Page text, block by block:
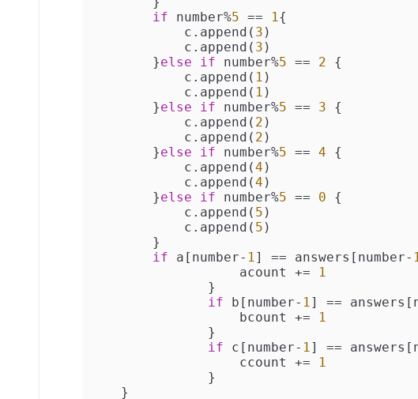
if number%5 == 1{
            c.append(
3 )
            c.append(
3 )
        }
else if number%5 == 2 {
            c.append(
1 )
            c.append(
1 )
        }
else if number%5 == 3 {
            c.append(
2 )
            c.append(
2 )
        }
else if number%5 == 4 {
            c.append(
4 )
            c.append(
4 )
        }
else if number%5 == 0 {
            c.append(
5 )
            c.append(
5 )
if a[number- 1] == answers[number-
                   acount
+=
1
if b[number- 1] ==
                   bcount
+=
1
if c[number- 1] ==
                   ccount
+=
1